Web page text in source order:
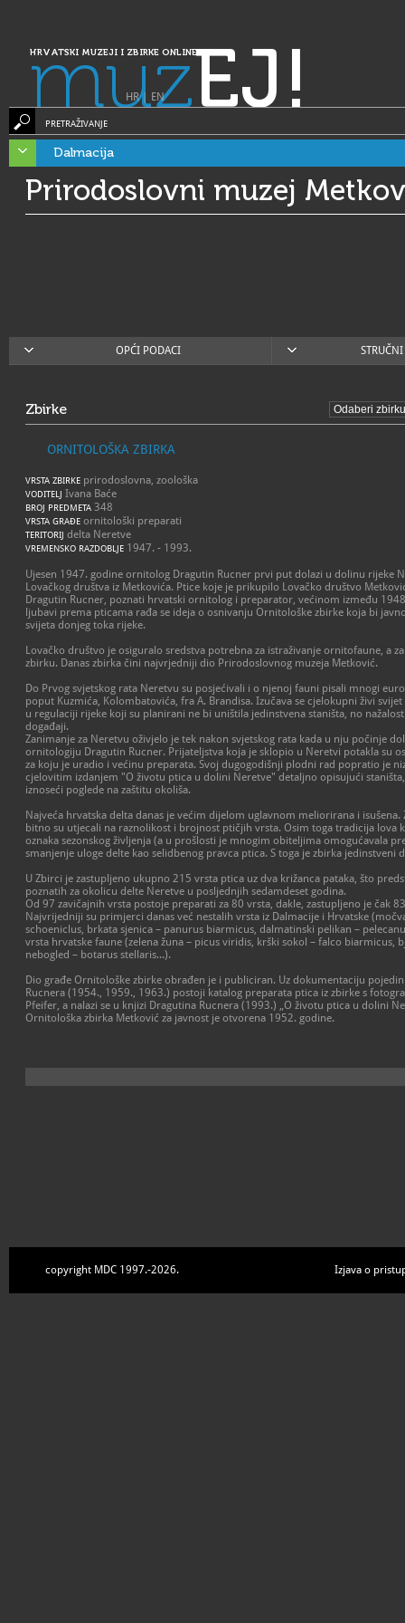
HRVATSKI MUZEJI I ZBIRKE ONLINE
muzEJ!
HR| EN
PRETRAŽIVANJE
Dalmacija
Prirodoslovni muzej
OPĆI PODACI
Zbirke
ORNITOLOŠKA ZBIRKA
VRSTA ZBIRKE prirodoslovna, zoološka
VODITELJ Ivana Baće
BROJ PREDMETA 348
VRSTA GRAĐE ornitološki preparati
TERITORIJ delta Neretve
VREMENSKO RAZDOBLJE 1947. - 1993.
Ujesen 1947. godine ornitolog Dragutin Rucner prvi put dolazi u dolinu rijeke
Lovačkog društva iz Metkovića. Ptice koje je prikupilo Lovačko društvo
Dragutin Rucner, poznati hrvatski ornitolog i preparator, većinom između
ljubavi prema pticama rađa se ideja o osnivanju Ornitološke zbirke koja bi
svijeta donjeg toka rijeke.
Lovačko društvo je osiguralo sredstva potrebna za istraživanje ornitofaune, a
zbirku. Danas zbirka čini najvrjedniji dio Prirodoslovnog muzeja Metković.
Do Prvog svjetskog rata Neretvu su posjećivali i o njenoj fauni pisali mnogi
poput Kuzmića, Kolombatovića, fra A. Brandisa. Izučava se cjelokupni živi
u regulaciji rijeke koji su planirani ne bi uništila jedinstvena staništa, no
događaji.
Zanimanje za Neretvu oživjelo je tek nakon svjetskog rata kada u nju počinje
ornitologiju Dragutin Rucner. Prijateljstva koja je sklopio u Neretvi potakla su
za koju je uradio i većinu preparata. Svoj dugogodišnji plodni rad popratio je
cjelovitim izdanjem "O životu ptica u dolini Neretve" detaljno opisujući
iznoseći poglede na zaštitu okoliša.
Najveća hrvatska delta danas je većim dijelom uglavnom meliorirana i
bitno su utjecali na raznolikost i brojnost ptičjih vrsta. Osim toga tradicija lova
oznaka sezonskog življenja (a u prošlosti je mnogim obiteljima omogućavala
smanjenje uloge delte kao selidbenog pravca ptica. S toga je zbirka jedinstveni
U Zbirci je zastupljeno ukupno 215 vrsta ptica uz dva križanca pataka, što
poznatih za okolicu delte Neretve u posljednjih sedamdeset godina.
Od 97 zavičajnih vrsta postoje preparati za 80 vrsta, dakle, zastupljeno je čak
Najvrijedniji su primjerci danas već nestalih vrsta iz Dalmacije i Hrvatske
schoeniclus, brkata sjenica – panurus biarmicus, dalmatinski pelikan –
vrsta hrvatske faune (zelena žuna – picus viridis, krški sokol – falco biarmicus,
nebogled – botarus stellaris...).
Dio građe Ornitološke zbirke obrađen je i publiciran. Uz dokumentaciju
Rucnera (1954., 1959., 1963.) postoji katalog preparata ptica iz zbirke s
Pfeifer, a nalazi se u knjizi Dragutina Rucnera (1993.) „O životu ptica u dolini
Ornitološka zbirka Metković za javnost je otvorena 1952. godine.
copyright MDC 1997.-2026. Izjava o